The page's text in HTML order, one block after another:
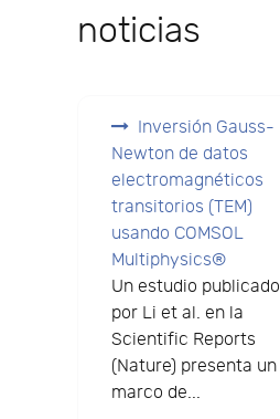
noticias
Inversión Gauss-
Newton de datos
electromagnéticos
transitorios (TEM)
usando COMSOL
Multiphysics®
Un estudio publicado
por Li et al. en la
Scientific Reports
(Nature) presenta un
marco de...